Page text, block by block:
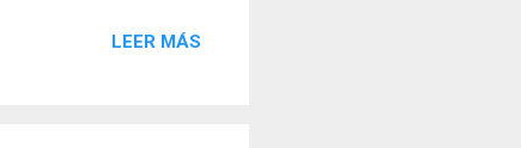
yo le veo algunos
de forma que el
LEER MÁS